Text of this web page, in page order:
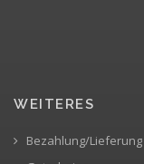
WEITERES
Bezahlung/Lieferung